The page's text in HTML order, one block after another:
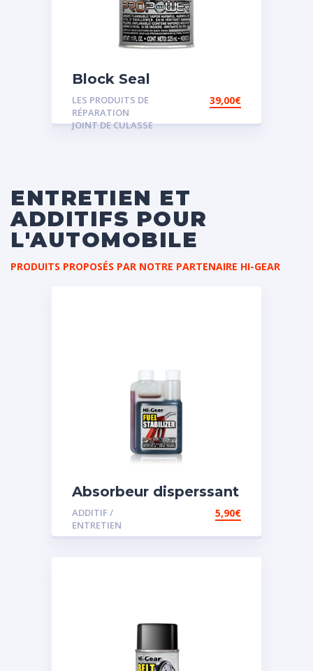
Block Seal
LES PRODUITS DE
RÉPARATION
JOINT DE CULASSE
39,00€
ENTRETIEN ET
ADDITIFS POUR
L'AUTOMOBILE
PRODUITS PROPOSÉS PAR NOTRE PARTENAIRE HI-GEAR
Absorbeur disperssant
d’eau pour carburant
ADDITIF /
ENTRETIEN
5,90€